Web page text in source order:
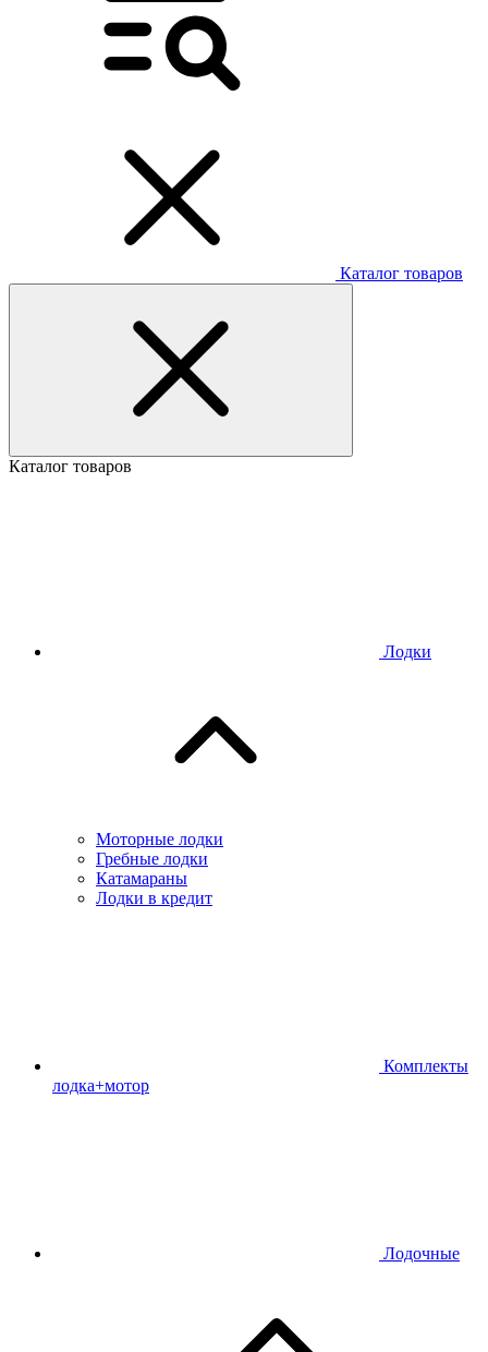
Каталог товаров
Каталог товаров
Лодки
Моторные лодки
Гребные лодки
Катамараны
Лодки в кредит
Комплекты
лодка+мотор
Лодочные